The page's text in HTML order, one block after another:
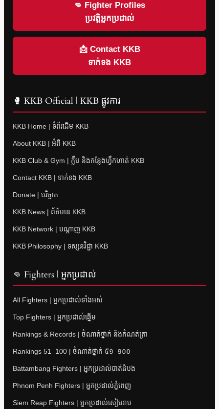
👊 Fighter Profiles
ប្រវត្តិអ្នកប្រដាល់
📩 Contact KKB
ទាក់ទង KKB
🥊 KKB Official | KKB ផ្លូវការ
KKB Home | ទំព័រដើម KKB
About KKB | អំពី KKB
KKB Club & Gym | ក្លឹប និងកន្លែងហ្វឹកហាត់ KKB
Contact KKB | ទាក់ទង KKB
Donate | បរិច្ចាគ
KKB News | ព័ត៌មាន KKB
KKB Network | បណ្តាញ KKB
KKB Philosophy | ទស្សនវិជ្ជា KKB
👊 Fighters | អ្នកប្រដាល់
All Fighters | អ្នកប្រដាល់ទាំងអស់
Top Fighters | អ្នកប្រដាល់ឆ្នើម
Rankings & Records | ចំណាត់ថ្នាក់ និងកំណត់ត្រា
Rankings 51–100 | ចំណាត់ថ្នាក់ ៥១–១០០
Battambang Fighters | អ្នកប្រដាល់បាត់ដំបង
Phnom Penh Fighters | អ្នកប្រដាល់ភ្នំពេញ
Siem Reap Fighters | អ្នកប្រដាល់សៀមរាប